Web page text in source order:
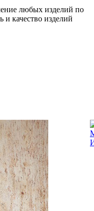
любых изделий по
и качество изделий